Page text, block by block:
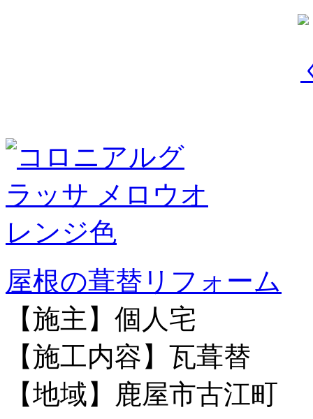
屋根の葺替リフォーム
【施主】個人宅
【施工内容】瓦葺替
【地域】鹿屋市古江町